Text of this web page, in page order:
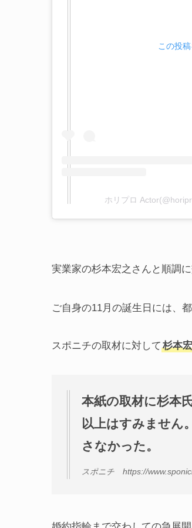
この投
ホリプロ
実業家の杉本宏之さんと順調
ご自身の11月の誕生日には、
スポニチの取材に対して 杉本
本紙の取材に杉本
以上はすみません
さなかった。
スポニチ https://